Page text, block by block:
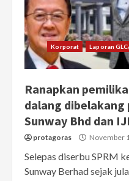
Korporat Laporan
Ranapkan
dalang dibelakang
Sunway Bhd dan
protagoras November
Selepas diserbu SPRM
Sunway Berhad sejak